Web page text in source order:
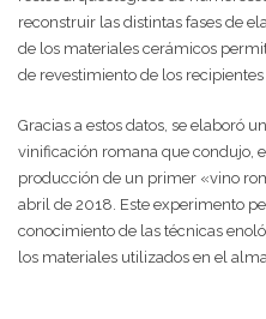
reconstruir las distintas fases de
de los materiales cerámicos
de revestimiento de los
Gracias a estos datos, se elaboró
vinificación romana que condujo,
producción de un primer «vino
abril de 2018. Este experimento
conocimiento de las técnicas
los materiales utilizados en el